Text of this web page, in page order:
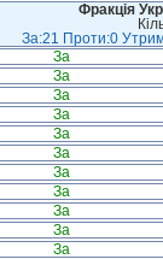
Фракція
За:21 Проти:0
За
За
За
За
За
За
За
За
За
За
За